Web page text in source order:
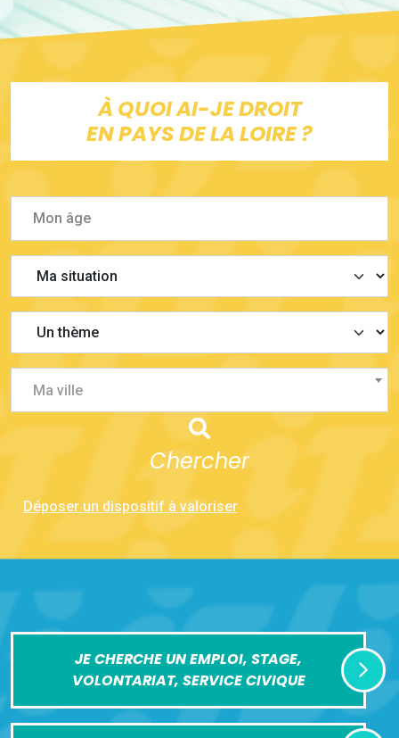
À QUOI AI-JE DROIT
EN PAYS DE LA LOIRE ?
Ma ville
Chercher
Déposer un dispositif à valoriser
JE CHERCHE UN EMPLOI, STAGE,
VOLONTARIAT, SERVICE CIVIQUE